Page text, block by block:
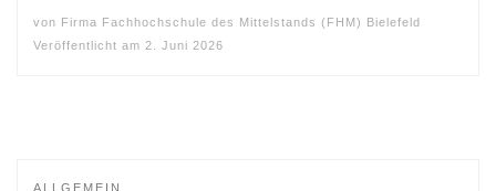
von Firma Fachhochschule des Mittelstands (FHM) Bielefeld
Veröffentlicht am 2. Juni 2026
ALLGEMEIN